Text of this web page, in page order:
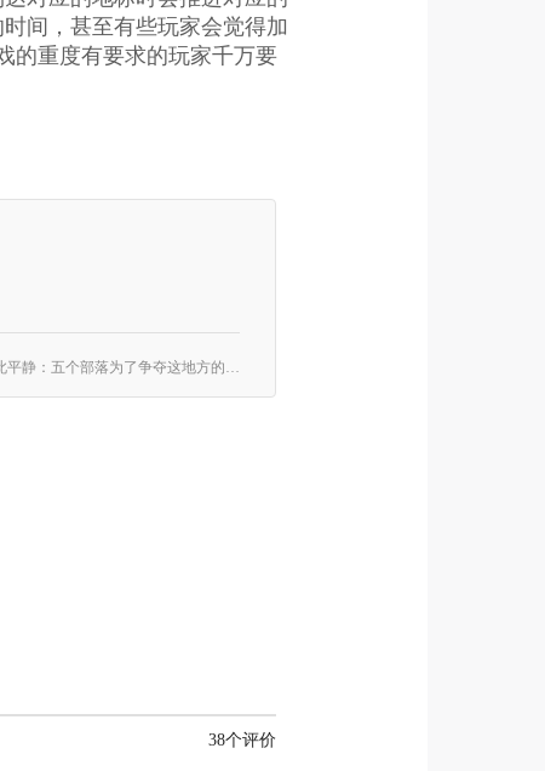
间，甚至有些玩家会觉得加
的重度有要求的玩家千万要
毛茸茸的绵羊、金黄的沙滩、绵延的山丘、鬼斧神工的山脉，如此的美景震慑了所有人。然而在几百年前，这里可不是如此平静：五个部落为了争夺这地方的主导权，设法从别的部落获得最肥沃的土地，然后将不喜欢的领土让渡给别人来赚钱。 你的小小王国能让你成为斯凯岛之王吗？
38个评价